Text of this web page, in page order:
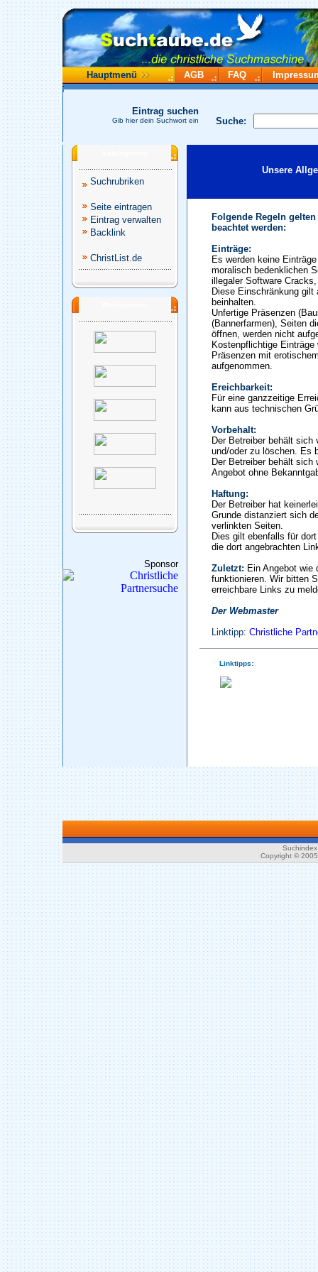
Hauptmenü AGB FAQ
Suche:
Eintrag suchen
Gib hier dein Suchwort ein
Suchrubriken
Seite eintragen
Eintrag verwalten
Backlink
ChristList.de
Sponsor
Unsere
Folgende Regeln
beachtet werden:
Einträge:
Es werden keine
moralisch bedenklichen
illegaler Software
Diese Einschränkung
beinhalten.
Unfertige Präsenzen
(Bannerfarmen), Seiten
öffnen, werden nicht
Kostenpflichtige
Präsenzen mit
aufgenommen.
Ereichbarkeit:
Für eine ganzzeitige
kann aus technischen
Vorbehalt:
Der Betreiber behält sich
und/oder zu löschen. Es
Der Betreiber behält sich
Angebot ohne
Haftung:
Der Betreiber hat
Grunde distanziert sich
verlinkten Seiten.
Dies gilt ebenfalls für
die dort angebrachten
Zuletzt: Ein Angebot wie
funktionieren. Wir bitten
erreichbare Links zu
Der Webmaster
Linktipp: Christliche
Linktipps:
Copyright ©